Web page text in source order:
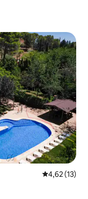
Gemiddelde
4,62 (13)